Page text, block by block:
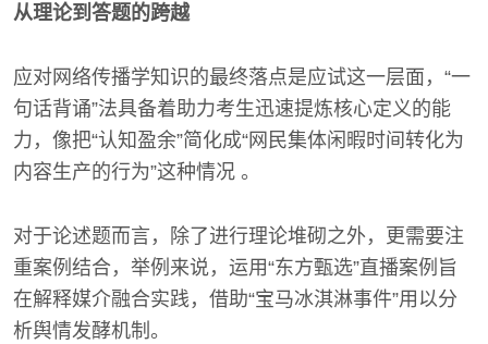
从理论到答题的跨越
应对网络传播学知识的最终落点是应试这一层面，“一
句话背诵”法具备着助力考生迅速提炼核心定义的能
力，像把“认知盈余”简化成“网民集体闲暇时间转化为
内容生产的行为”这种情况 。
对于论述题而言，除了进行理论堆砌之外，更需要注
重案例结合，举例来说，运用“东方甄选”直播案例旨
在解释媒介融合实践，借助“宝马冰淇淋事件”用以分
析舆情发酵机制。